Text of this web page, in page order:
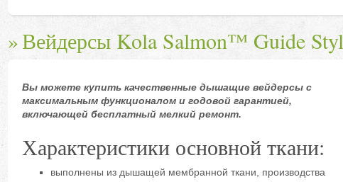
Вейдерсы Kola Salmon™ Guide
Вы можете купить качественные дышащие вейдерсы с
максимальным функционалом и годовой гарантией,
включающей бесплатный мелкий ремонт.
Характеристики основной ткани:
выполнены из дышащей мембранной ткани, производства